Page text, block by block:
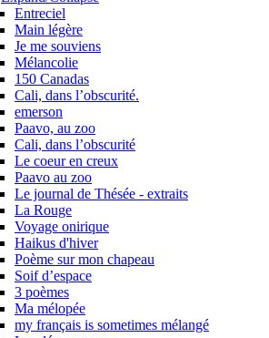
Entreciel
Main légère
Je me souviens
Mélancolie
150 Canadas
Cali, dans l’obscurité.
emerson
Paavo, au zoo
Cali, dans l’obscurité
Le coeur en creux
Paavo au zoo
Le journal de Thésée - extraits
La Rouge
Voyage onirique
Haikus d'hiver
Poème sur mon chapeau
Soif d’espace
3 poèmes
Ma mélopée
my français is sometimes mélangé